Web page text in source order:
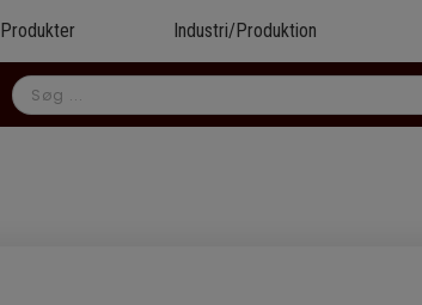
Produkter Industri/Produktion